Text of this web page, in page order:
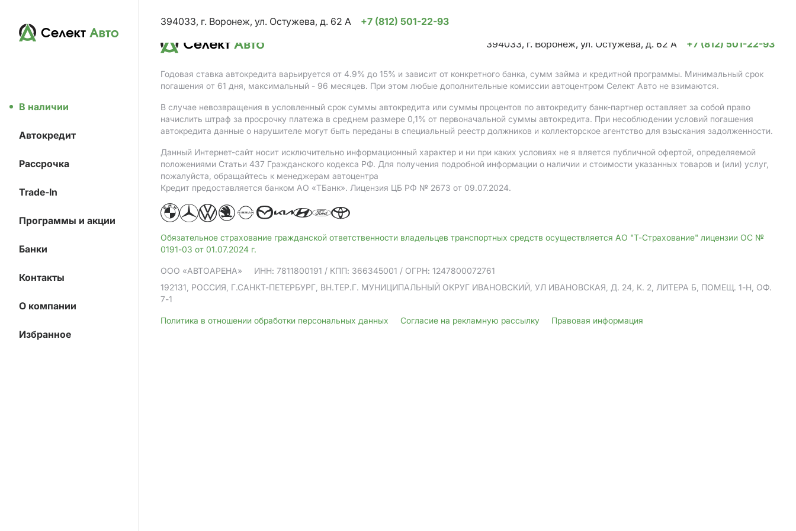
В наличии
Автокредит
Рассрочка
Trade-In
Программы и акции
Банки
Контакты
О компании
Избранное
394033, г. Воронеж, ул. Остужева, д. 62 А
+7 (812) 501-22-93
394033, г. Воронеж, ул. Остужева, д. 62 А
+7 (812) 501-22-93
Годовая ставка автокредита варьируется от 4.9% до 15% и зависит от конкретного банка, сумм займа и кредитной программы. Минимальный срок
погашения от 61 дня, максимальный - 96 месяцев. При этом любые дополнительные комиссии автоцентром Селект Авто не взимаются.
В случае невозвращения в условленный срок суммы автокредита или суммы процентов по автокредиту банк-партнер оставляет за собой право
начислить штраф за просрочку платежа в среднем размере 0,1% от первоначальной суммы автокредита. При несоблюдении условий погашения
автокредита данные о нарушителе могут быть переданы в специальный реестр должников и коллекторское агентство для взыскания задолженности.
Данный Интернет-сайт носит исключительно информационный характер и ни при каких условиях не я вляется публичной офертой, определяемой
положениями Статьи 437 Гражданского кодекса РФ. Для получения подробной информации о наличии и стоимости указанных товаров и (или) услуг,
пожалуйста, обращайтесь к менеджерам автоцентра
Кредит предоставляется банком АO «ТБанк». Лицензия ЦБ РФ № 2673 от 09.07.2024.
Обязательное страхование гражданской ответственности владельцев транспортных средств осуществляется АО "Т-Страхование" лицензии ОС №
0191-03 от 01.07.2024 г.
ООО «АВТОАРЕНА» ИНН: 7811800191 / КПП: 366345001 / ОГРН: 1247800072761
192131, РОССИЯ, Г.САНКТ-ПЕТЕРБУРГ, ВН.ТЕР.Г. МУНИЦИПАЛЬНЫЙ ОКРУГ ИВАНОВСКИЙ, УЛ ИВАНОВСКАЯ, Д. 24, К. 2, ЛИТЕРА Б, ПОМЕЩ. 1-Н, ОФ.
7-1
Политика в отношении обработки персональных данных Согласие на рекламную рассылку Правовая информация